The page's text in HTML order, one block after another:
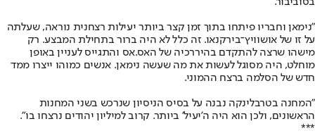
בסוביבור.
"נימאן וחבריו פיתחו בתוך זמן קצר ביותר יעילות רצחנית נוראה, שעלתה
על זו של אושוויץ־בירקנאו. זה כלל לא היה ברור בתחילת המבצע. רק
מישהו שרצה להתקדם בהיררכיה של האס.אס והתגייס לעניין באופן
מוחלט, היה מסוגל לעשות את מה שעשה נימאן. אנשים כמוהו ייצרו ממד
חדש של הסלמה ברצח ההמוני.
"המחנה בטרבלינקה נבנה על בסיס הניסיון שנרכש בשני המחנות
הראשונים, ולכן הוא היה ה'יעיל' ביותר. קרוב למיליון יהודים נרצחו בו".
***